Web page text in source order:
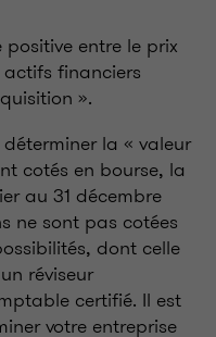
entre le prix
financiers
».
la « valeur
cotés en bourse, la
au 31 décembre
ne sont pas cotées
dont celle
réviseur
certifié. Il est
votre entreprise